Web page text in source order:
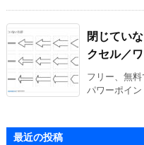
閉じてい
クセル／ワ
フリー、無料
パワーポイ
最近の投稿